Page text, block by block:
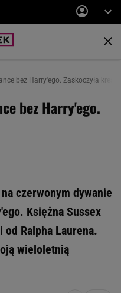
bez Harry'ego. Zaskoczyła
bez Harry'ego.
czerwonym dywanie
Księżna Sussex
od Ralpha Laurena.
wieloletnią